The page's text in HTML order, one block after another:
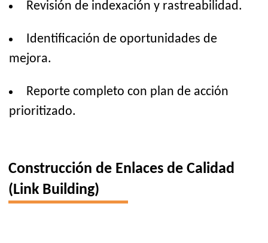
Revisión de indexación y rastreabilidad.
Identificación de oportunidades de
mejora.
Reporte completo con plan de acción
prioritizado.
Construcción de Enlaces de Calidad
(Link Building)